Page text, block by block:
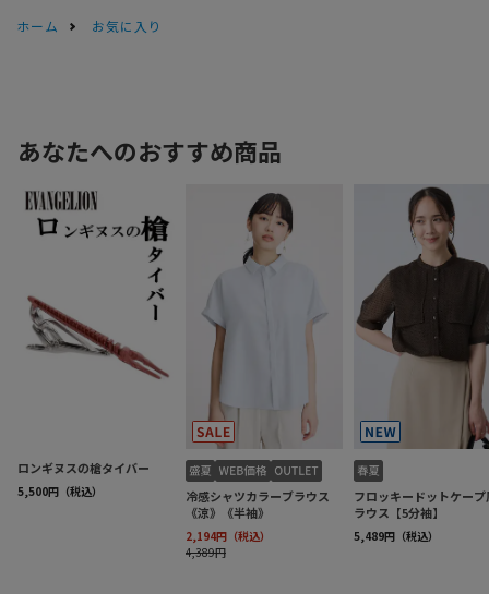
ホーム お気に入り